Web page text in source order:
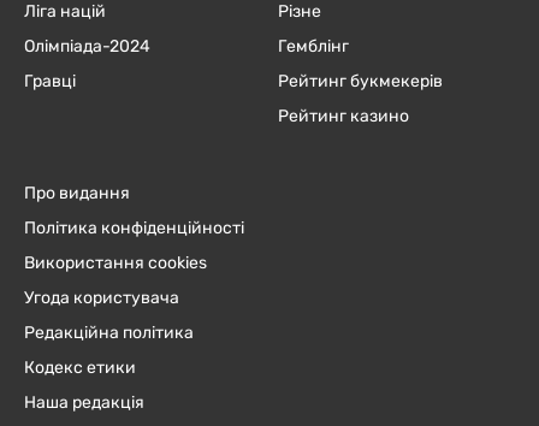
Ліга націй
Олімпіада-2024
Гравці
Різне
Гемблінг
Рейтинг букмекерів
Рейтинг казино
Про видання
Політика конфіденційності
Використання cookies
Угода користувача
Редакційна політика
Кодекс етики
Наша редакція